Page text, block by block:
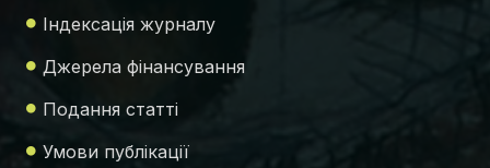
Індексація журналу
Джерела фінансування
Подання статті
Умови публікації